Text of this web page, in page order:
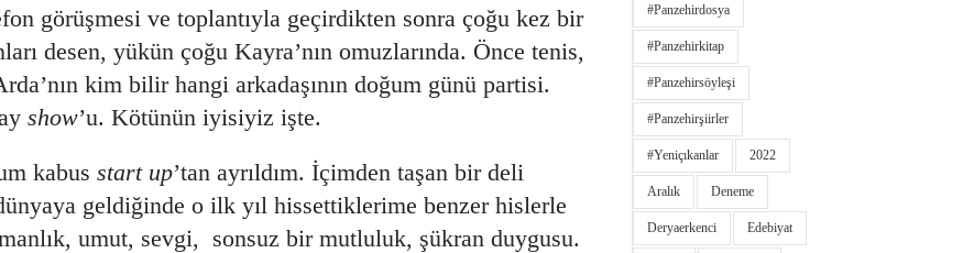
görüşmesi ve toplantıyla geçirdikten sonra çoğu kez bir
desen, yükün çoğu Kayra’nın omuzlarında. Önce tenis,
kim bilir hangi arkadaşının doğum günü partisi.
show’u. Kötünün iyisiyiz işte.
kabus start up’tan ayrıldım. İçimden taşan bir deli
geldiğinde o ilk yıl hissettiklerime benzer hislerle
umut, sevgi, sonsuz bir mutluluk, şükran duygusu.
#panzehirdosya
#panzehirkitap
#panzehirsöyleşi
#panzehirşiirler
#yeniçıkanlar 2022
Aralık Deneme
Deryaerkenci Edebiyat